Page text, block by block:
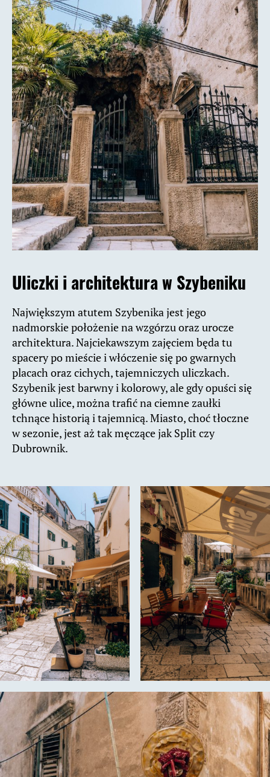
Uliczki i architektura w Szybeniku
Największym atutem Szybenika jest jego
nadmorskie położenie na wzgórzu oraz urocze
architektura. Najciekawszym zajęciem będa tu
spacery po mieście i włóczenie się po gwarnych
placach oraz cichych, tajemniczych uliczkach.
Szybenik jest barwny i kolorowy, ale gdy opuści się
główne ulice, można trafić na ciemne zaułki
tchnące historią i tajemnicą. Miasto, choć tłoczne
w sezonie, jest aż tak męczące jak Split czy
Dubrownik.